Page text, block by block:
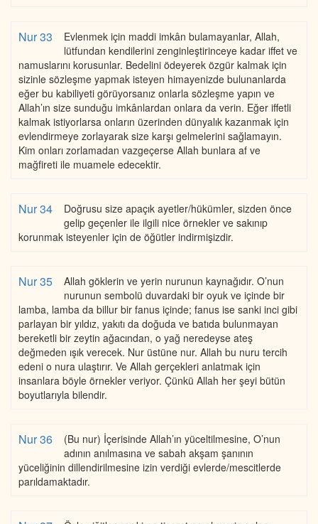
Nur 33
Evlenmek için maddi imkân bulamayanlar, Allah,
lütfundan kendilerini zenginleştirinceye kadar iffet ve
namuslarını korusunlar. Bedelini ödeyerek özgür kalmak için
sizinle sözleşme yapmak isteyen himayenizde bulunanlarda
eğer bu kabiliyeti görüyorsanız onlarla sözleşme yapın ve
Allah’ın size sunduğu imkânlardan onlara da verin. Eğer iffetli
kalmak istiyorlarsa onların üzerinden dünyalık kazanmak için
evlendirmeye zorlayarak size karşı gelmelerini sağlamayın.
Kim onları zorlamadan vazgeçerse Allah bunlara af ve
mağfireti ile muamele edecektir.
Nur 34
Doğrusu size apaçık ayetler/hükümler, sizden önce
gelip geçenler ile ilgili nice örnekler ve sakınıp
korunmak isteyenler için de öğütler indirmişizdir.
Nur 35
Allah göklerin ve yerin nurunun kaynağıdır. O’nun
nurunun sembolü duvardaki bir oyuk ve içinde bir
lamba, lamba da billur bir fanus içinde; fanus ise sanki inci gibi
parlayan bir yıldız, yakıtı da doğuda ve batıda bulunmayan
bereketli bir zeytin ağacından, o yağ neredeyse ateş
değmeden ışık verecek. Nur üstüne nur. Allah bu nuru tercih
edeni o nura ulaştırır. Ve Allah gerçekleri anlatmak için
insanlara böyle örnekler veriyor. Çünkü Allah her şeyi bütün
boyutlarıyla bilendir.
Nur 36
(Bu nur) İçerisinde Allah’ın yüceltilmesine, O’nun
adının anılmasına ve sabah akşam şanının
yüceliğinin dillendirilmesine izin verdiği evlerde/mescitlerde
parıldamaktadır.